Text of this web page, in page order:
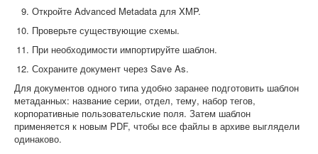
Откройте Advanced Metadata для XMP.
Проверьте существующие схемы.
При необходимости импортируйте шаблон.
Сохраните документ через Save As.
Для документов одного типа удобно заранее подготовить шаблон
метаданных: название серии, отдел, тему, набор тегов,
корпоративные пользовательские поля. Затем шаблон
применяется к новым PDF, чтобы все файлы в архиве выглядели
одинаково.